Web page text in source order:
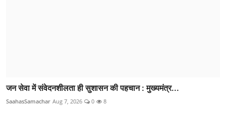
जन सेवा में संवेदनशीलता ही सुशासन की पहचान : मुख्यमंत्र...
SaahasSamachar Aug 7, 2026 0 8